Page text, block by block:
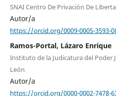
SNAI Centro De Privación De
Autor/a
https://orcid.org/0009-0005-3593-
Ramos-Portal, Lázaro Enrique
Instituto de la Judicatura del Poder
León
Autor/a
https://orcid.org/0000-0002-7478-